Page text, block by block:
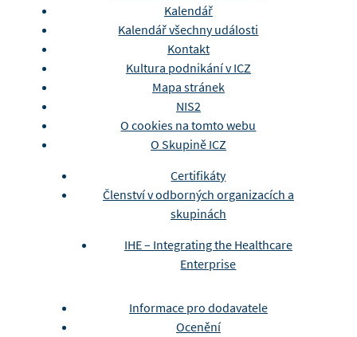
Kalendář
Kalendář všechny události
Kontakt
Kultura podnikání v ICZ
Mapa stránek
NIS2
O cookies na tomto webu
O Skupině ICZ
Certifikáty
Členství v odborných organizacích a
skupinách
IHE – Integrating the Healthcare
Enterprise
Informace pro dodavatele
Ocenění